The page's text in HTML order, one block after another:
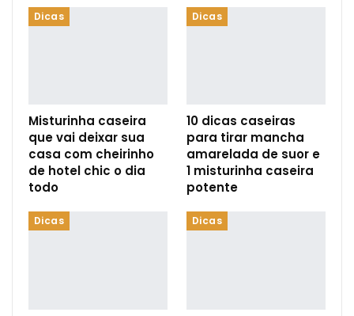
Dicas
Misturinha caseira
que vai deixar sua
casa com cheirinho
de hotel chic o dia
todo
Dicas
10 dicas caseiras
para tirar mancha
amarelada de suor e
1 misturinha caseira
potente
Dicas Dicas